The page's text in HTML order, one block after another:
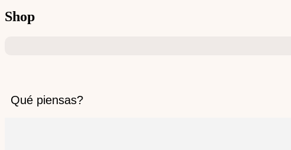
Shop
Qué piensas?